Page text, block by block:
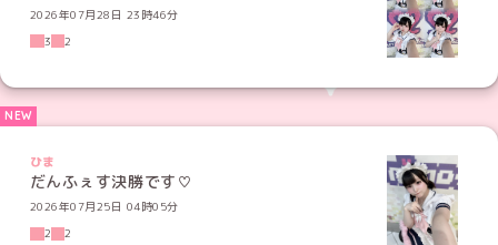
2026年07月28日 23時46分
3
2
ひま
だんふぇす決勝です♡
2026年07月25日 04時05分
2
2